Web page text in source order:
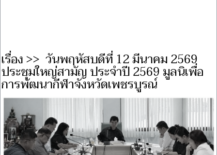
เรื่อง >> วันพฤหัสบดีที่ 12 มีนาคม 2569
ประชุมใหญ่สามัญ ประจำปี 2569 มูลนิเพื่อ
การพัฒนากีฬาจังหวัดเพชรบูรณ์